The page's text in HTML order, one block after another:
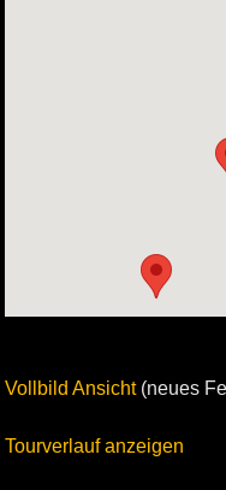
Vollbild Ansicht(neues
Tourverlauf anzeigen